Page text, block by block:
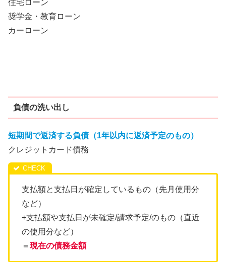
住宅ローン
奨学金・教育ローン
カーローン
負債の洗い出し
短期間で返済する負債（1年以内に返済予定のもの）
クレジットカード債務
支払額と支払日が確定しているもの（先月使用分
など）
+支払額や支払日が未確定/請求予定/のもの（直近
の使用分など）
＝ 現在の債務金額